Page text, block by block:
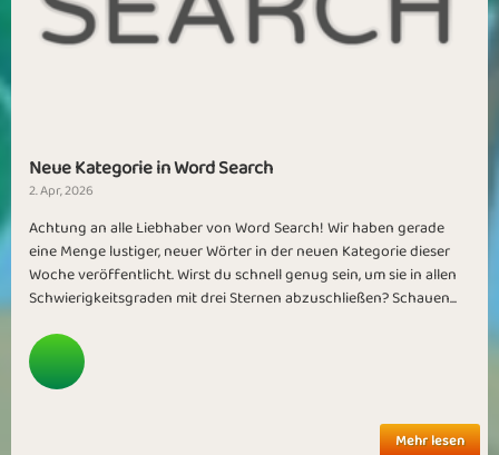
Neue Kategorie in Word Search
2. Apr, 2026
Achtung an alle Liebhaber von Word Search! Wir haben gerade
eine Menge lustiger, neuer Wörter in der neuen Kategorie dieser
Woche veröffentlicht. Wirst du schnell genug sein, um sie in allen
Schwierigkeitsgraden mit drei Sternen abzuschließen? Schauen...
Mehr lesen